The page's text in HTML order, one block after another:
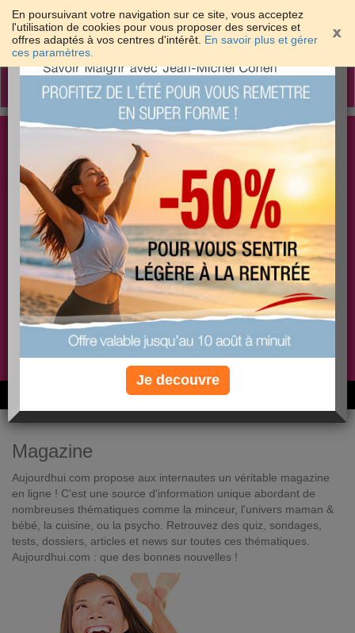
En poursuivant votre navigation sur ce site, vous acceptez
l'utilisation de cookies pour vous proposer des services et
offres adaptés à vos centres d'intérêt. En savoir plus et gérer
ces paramètres.
Toggle
Les meilleures solutions pour maigrir et être bien
dans sa peau
PLUS
EFFICACE
PLUS
SANTÉ
PLUS
COACHING
Non, je préfère le régime gratuit
6M de personnes ont maigri et réappris à manger avec nous
Magazine
Aujourdhui.com propose aux internautes un véritable magazine
en ligne ! C'est une source d'information unique abordant de
nombreuses thématiques comme la minceur, l'univers maman &
bébé, la cuisine, ou la psycho. Retrouvez des quiz, sondages,
tests, dossiers, articles et news sur toutes ces thématiques.
Aujourdhui.com : que des bonnes nouvelles !
×
Je decouvre